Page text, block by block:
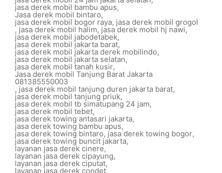
jasa derek mobil bambu apus,
Jasa derek mobil bintaro,
jasa derek mobil bogor raya, jasa derek mobil grogol
, jasa derek mobil halim, jasa derek mobil hj nawi,
jasa derek mobil jabodetabek,
jasa derek mobil jakarta barat,
jasa derek mobil jakarta derek mobilindo,
jasa derek mobil jakarta selatan,
jasa derek mobil tanah kusir,
Jasa derek mobil Tanjung Barat Jakarta
081385550003
, jasa derek mobil tanjung duren jakarta barat,
jasa derek mobil tanjung priuk,
jasa derek mobil tb simatupang 24 jam,
jasa derek mobil tebet,
jasa derek towing antasari jakarta,
jasa derek towing bambu apus,
jasa derek towing bintaro, jasa derek towing bogor,
jasa derek towing buncit jakarta,
layanan jasa derek cinere,
layanan jasa derek cipayung,
layanan jasa derek ciputat,
layanan jasa derek condet,